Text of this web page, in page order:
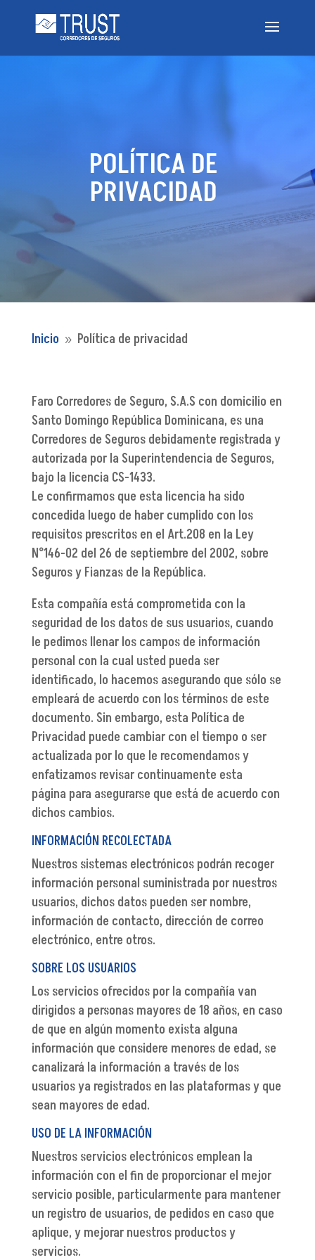
POLÍTICA DE
PRIVACIDAD
Inicio 9 Política de privacidad
Faro Corredores de Seguro, S.A.S con domicilio en
Santo Domingo República Dominicana, es una
Corredores de Seguros debidamente registrada y
autorizada por la Superintendencia de Seguros,
bajo la licencia CS-1433.
Le confirmamos que esta licencia ha sido
concedida luego de haber cumplido con los
requisitos prescritos en el Art.208 en la Ley
N°146-02 del 26 de septiembre del 2002, sobre
Seguros y Fianzas de la República.
Esta compañía está comprometida con la
seguridad de los datos de sus usuarios, cuando
le pedimos llenar los campos de información
personal con la cual usted pueda ser
identificado, lo hacemos asegurando que sólo se
empleará de acuerdo con los términos de este
documento. Sin embargo, esta Política de
Privacidad puede cambiar con el tiempo o ser
actualizada por lo que le recomendamos y
enfatizamos revisar continuamente esta
página para asegurarse que está de acuerdo con
dichos cambios.
INFORMACIÓN RECOLECTADA
Nuestros sistemas electrónicos podrán recoger
información personal suministrada por nuestros
usuarios, dichos datos pueden ser nombre,
información de contacto, dirección de correo
electrónico, entre otros.
SOBRE LOS USUARIOS
Los servicios ofrecidos por la compañía van
dirigidos a personas mayores de 18 años, en caso
de que en algún momento exista alguna
información que considere menores de edad, se
canalizará la información a través de los
usuarios ya registrados en las plataformas y que
sean mayores de edad.
USO DE LA INFORMACIÓN
Nuestros servicios electrónicos emplean la
información con el fin de proporcionar el mejor
servicio posible, particularmente para mantener
un registro de usuarios, de pedidos en caso que
aplique, y mejorar nuestros productos y
servicios.